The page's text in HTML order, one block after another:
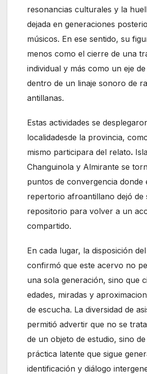
resonancias culturales y la
dejada en generaciones
músicos. En ese sentido, su
menos como el cierre de una
individual y más como un eje
dentro de un linaje sonoro de
antillanas.
Estas actividades se
localidadesde la provincia,
mismo participara del relato.
Changuinola y Almirante se
puntos de convergencia donde
repertorio afroantillano dejó de
repositorio para volver a un
compartido.
En cada lugar, la disposición
confirmó que este acervo no
una sola generación, sino que
edades, miradas y
de escucha. La diversidad de
permitió advertir que no se
de un objeto de estudio, sino
práctica latente que sigue
identificación y diálogo